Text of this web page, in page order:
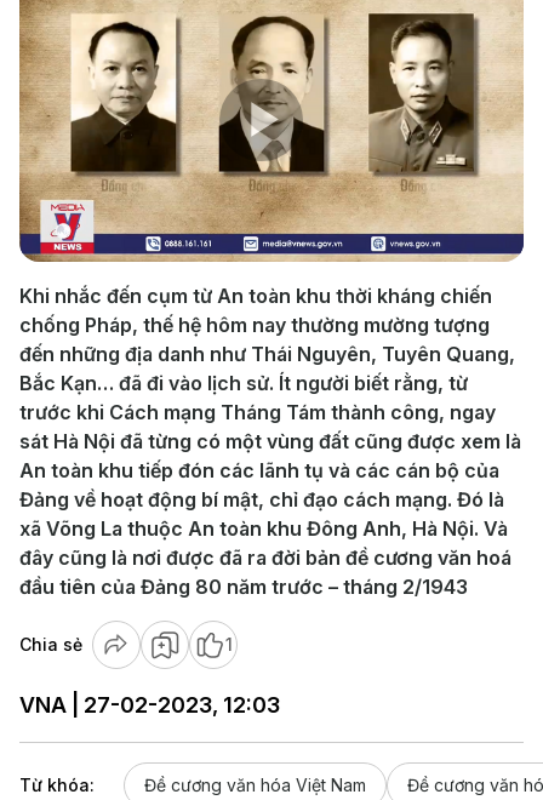
Play
Video
Khi nhắc đến cụm từ An toàn khu thời kháng chiến
chống Pháp, thế hệ hôm nay thường mường tượng
đến những địa danh như Thái Nguyên, Tuyên Quang,
Bắc Kạn… đã đi vào lịch sử. Ít người biết rằng, từ
trước khi Cách mạng Tháng Tám thành công, ngay
sát Hà Nội đã từng có một vùng đất cũng được xem là
An toàn khu tiếp đón các lãnh tụ và các cán bộ của
Đảng về hoạt động bí mật, chỉ đạo cách mạng. Đó là
xã Võng La thuộc An toàn khu Đông Anh, Hà Nội. Và
đây cũng là nơi được đã ra đời bản đề cương văn hoá
đầu tiên của Đảng 80 năm trước – tháng 2/1943
Chia sẻ 1
VNA | 27-02-2023, 12:03
Từ khóa: Đề cương văn hóa Việt Nam Đề cương văn